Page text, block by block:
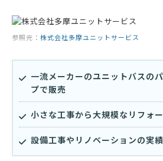
参照元： 株式会社多摩ユニットサービス
一流メーカーのユニットバスの
プで販売
小さな工事から大規模なリフォ
設備工事やリノベーションの実